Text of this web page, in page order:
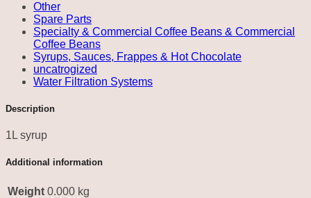
Other
Spare Parts
Specialty & Commercial Coffee Beans & Commercial
Coffee Beans
Syrups, Sauces, Frappes & Hot Chocolate
uncatrogized
Water Filtration Systems
Description
1L syrup
Additional information
Weight 0.000 kg